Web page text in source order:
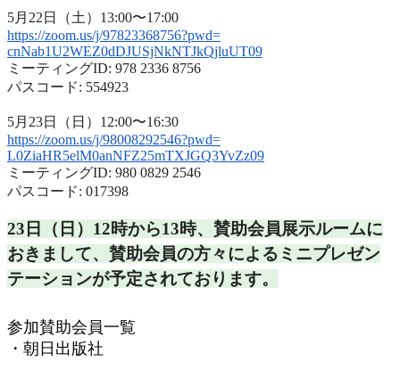
5月22日（土）13:00〜17:00
https://zoom.us/j/97823368756?pwd=
cnNab1U2WEZ0dDJUSjNkNTJkQjluUT09
ミーティングID: 978 2336 8756
パスコード: 554923
5月23日（日）12:00〜16:30
https://zoom.us/j/98008292546?pwd=
L0ZiaHR5elM0anNFZ25mTXJGQ3YvZz09
ミーティングID: 980 0829 2546
パスコード: 017398
23日（日）12時から13時、 賛助会員展示ルームに
おきまして、 賛助会員の方々によるミニプレゼン
テーションが予定されております。
参加賛助会員一覧
・朝日出版社